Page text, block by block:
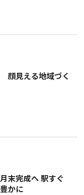
顔見える地域づく
末完成へ 駅すぐ
かに